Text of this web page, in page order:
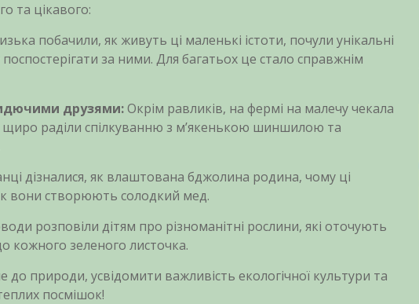
та цікавого:
побачили, як живуть ці маленькі істоти, почули унікальні
за ними. Для багатьох це стало справжнім
друзями:Окрім равликів, на фермі на малечу чекала
раділи спілкуванню з м’якенькою шиншилою та
дізналися, як влаштована бджолина родина, чому ці
вони створюють солодкий мед.
розповіли дітям про різноманітні рослини, які оточують
кожного зеленого листочка.
до природи, усвідомити важливість екологічної культури та
посмішок!